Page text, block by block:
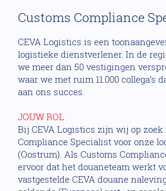
Customs Compliance
CEVA Logistics is een
logistieke dienstverlener. In de
we meer dan 50 vestigingen
waar we met ruim 11.000 collega’s
aan ons succes.
JOUW ROL
Bij CEVA Logistics zijn wij op zoek
Compliance Specialist voor onze
(Oostrum). Als Customs
ervoor dat het douaneteam werkt
vastgestelde CEVA douane